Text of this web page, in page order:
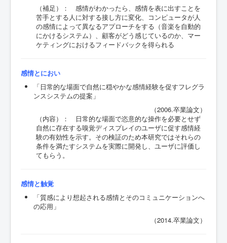
（補足）： 感情がわかったら、感情を表に出すことを
苦手とする人に対する接し方に変化、コンピュータが人
の感情によって異なるアプローチをする（音楽を自動的
にかけるシステム）、顧客がどう感じているのか、マー
ケティングにおけるフィードバックを得られる
感情とにおい
「日常的な場面で自然に穏やかな感情経験を促すフレグラ
ンスシステムの提案」
（2006.卒業論文）
（内容）： 日常的な場面で恣意的な操作を必要とせず
自然に存在する嗅覚ディスプレイのユーザに促す感情経
験の有効性を示す。その検証のため本研究ではそれらの
条件を満たすシステムを実際に開発し、ユーザに評価し
てもらう。
感情と触覚
「質感により想起される感情とそのコミュニケーションへ
の応用」
（2014.卒業論文）